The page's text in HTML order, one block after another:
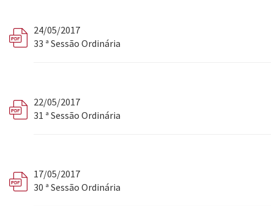
24/05/2017
33 ª Sessão Ordinária
22/05/2017
31 ª Sessão Ordinária
17/05/2017
30 ª Sessão Ordinária